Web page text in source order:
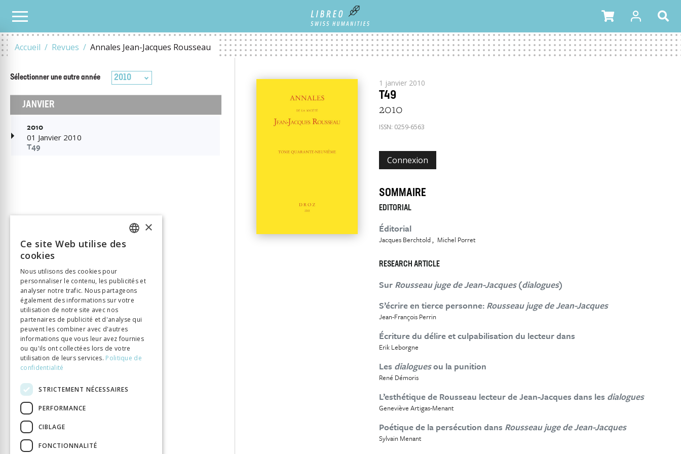
Accueil Revues Annales Jean-Jacques Rousseau
TOUS LES NUMÉROS
1 janvier 2010
T49
2010
ISSN: 0259-6563
Connexion
SOMMAIRE
EDITORIAL
Éditorial
Jacques Berchtold Michel Porret
RESEARCH ARTICLE
Sur Rousseau juge de Jean-Jacques(dialogues)
S’écrire en tierce personne: Rousseau juge de Jean-Jacques
Jean-François Perrin
Écriture du délire et culpabilisation du lecteur dans
Erik Leborgne
Les dialoguesou la punition
René Démoris
L’esthétique de Rousseau lecteur de Jean-Jacques dans les dialogues
Geneviève Artigas-Menant
Poétique de la persécution dans Rousseau juge de Jean-Jacques
Sylvain Menant
Sélectionner une autreannée 2010
JANVIER
2010
01 Janvier 2010
T49
ITALIAN
×
Ce site Web utilise des
cookies
Nous utilisons des cookies pour
personnaliser le contenu, les publicités et
analyser notre trafic. Nous partageons
également des informations sur votre
utilisation de notre site avec nos
partenaires de publicité et d'analyse qui
peuvent les combiner avec d'autres
informations que vous leur avez fournies
ou qu'ils ont collectées lors de votre
utilisation de leurs services. Politique de
confidentialité
STRICTEMENT NÉCESSAIRES
PERFORMANCE
CIBLAGE
FONCTIONNALITÉ